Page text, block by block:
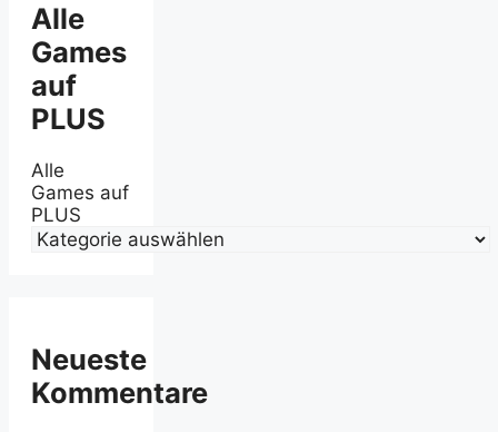
Alle
Games
auf
PLUS
Alle
Games auf
PLUS
Neueste
Kommentare